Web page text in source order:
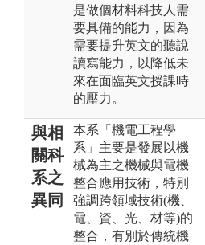
是做個材料科技人需
要具備的能力，因為
需要提升英文的聽說
讀寫能力，以降低未
來在面臨英文授課時
的壓力。
與相
關科
系之
異同
本系「機電工程學
系」主要是發展以機
械為主之機械與電機
整合應用技術，特別
強調跨領域技術(機、
電、資、光、材等)的
整合，有別於傳統機